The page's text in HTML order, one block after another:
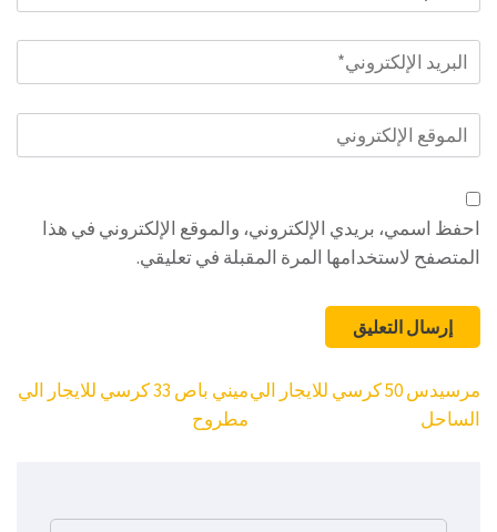
البريد
الإلكتروني*
الموقع
الإلكتروني
احفظ اسمي، بريدي الإلكتروني، والموقع الإلكتروني في هذا
المتصفح لاستخدامها المرة المقبلة في تعليقي.
تصفّح
المقالات
ميني باص 33 كرسي للايجار الي
مطروح
مرسيدس 50 كرسي للايجار الي
الساحل